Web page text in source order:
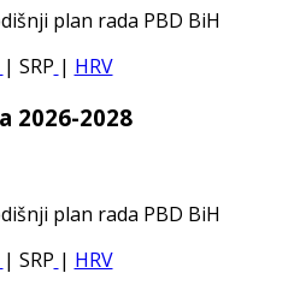
plan rada PBD BiH
| SRP | HRV
2026-2028
plan rada PBD BiH
| SRP | HRV